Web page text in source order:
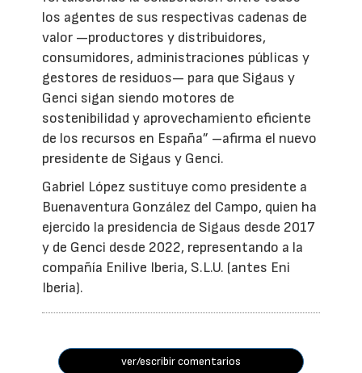
los agentes de sus respectivas cadenas de
valor —productores y distribuidores,
consumidores, administraciones públicas y
gestores de residuos— para que Sigaus y
Genci sigan siendo motores de
sostenibilidad y aprovechamiento eficiente
de los recursos en España” –afirma el nuevo
presidente de Sigaus y Genci.
Gabriel López sustituye como presidente a
Buenaventura González del Campo, quien ha
ejercido la presidencia de Sigaus desde 2017
y de Genci desde 2022, representando a la
compañía Enilive Iberia, S.L.U. (antes Eni
Iberia).
ver/escribir comentarios